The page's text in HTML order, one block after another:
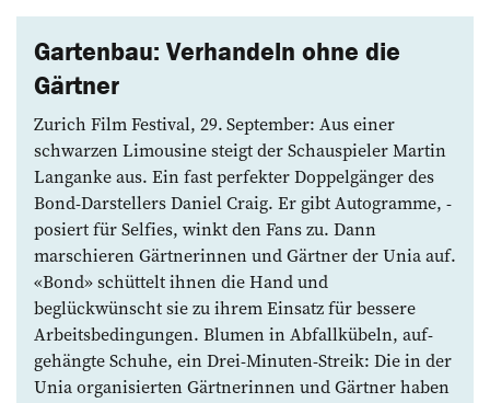
Gartenbau: Verhandeln ohne die
Gärtner
Zurich Film Festival, 29. September: Aus ­einer
schwarzen Limousine steigt der Schauspieler Martin
Langanke aus. Ein fast perfekter Doppelgänger des
Bond-Darstellers Daniel Craig. Er gibt Autogramme, ­
posiert für Selfies, winkt den Fans zu. Dann
marschieren Gärtnerinnen und Gärtner der Unia auf.
«Bond» schüttelt ihnen die Hand und
beglückwünscht sie zu ihrem Einsatz für bessere
Arbeitsbedingungen. Blumen in Abfallkübeln, auf­
gehängte Schuhe, ein Drei-Minuten-Streik: Die in der
Unia organisierten Gärtnerinnen und Gärtner haben